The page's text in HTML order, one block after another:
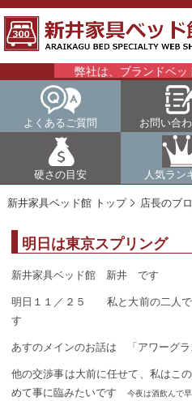
弊社は、ブランドベッド
よくあるご質問 お問い合
硬さの目安 人気ラン
新井家具ベッド館 トップ 店長のブ
明日は東京スプリング
新井家具ベッド館 新井 です
明日１１／２５ 私と大前の二人
す
あすのメインのお話は 「アワーグ
他の交渉事は大前に任せて、私はこ
めて事に臨みたいです
今夜は酒飲んで